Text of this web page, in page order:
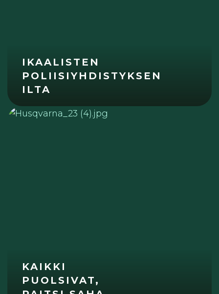
IKAALISTEN
POLIISIYHDISTYKSEN
ILTA
KAIKKI
PUOLSIVAT,